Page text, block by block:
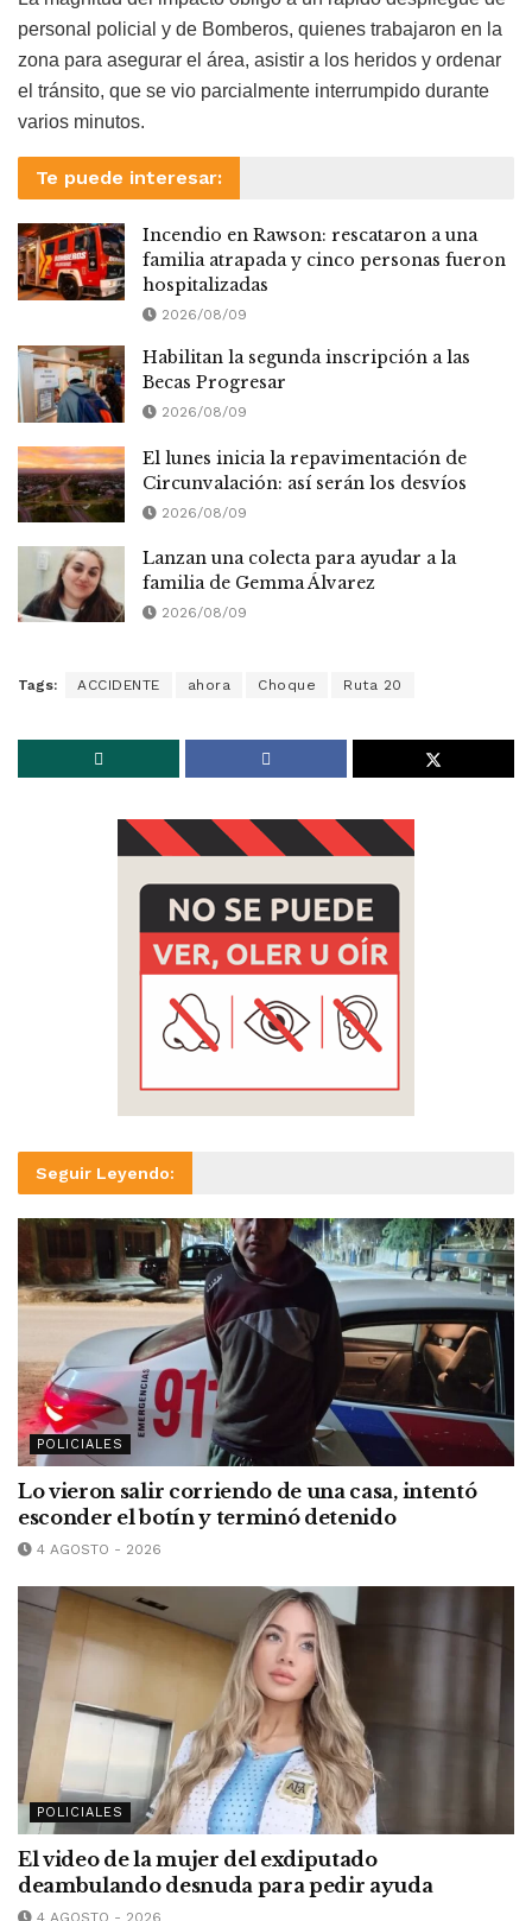
personal policial y de Bomberos, quienes trabajaron en la
zona para asegurar el área, asistir a los heridos y ordenar
el tránsito, que se vio parcialmente interrumpido durante
varios minutos.
Te puede interesar:
Incendio en Rawson: rescataron a una
familia atrapada y cinco personas fueron
hospitalizadas
2026/08/09
Habilitan la segunda inscripción a las
Becas Progresar
2026/08/09
El lunes inicia la repavimentación de
Circunvalación: así serán los desvíos
2026/08/09
Lanzan una colecta para ayudar a la
familia de Gemma Álvarez
2026/08/09
Tags: ACCIDENTE ahora Choque Ruta 20
Seguir Leyendo:
POLICIALES
Lo vieron salir corriendo de una casa, intentó
esconder el botín y terminó detenido
4 AGOSTO - 2026
POLICIALES
El video de la mujer del exdiputado
deambulando desnuda para pedir ayuda